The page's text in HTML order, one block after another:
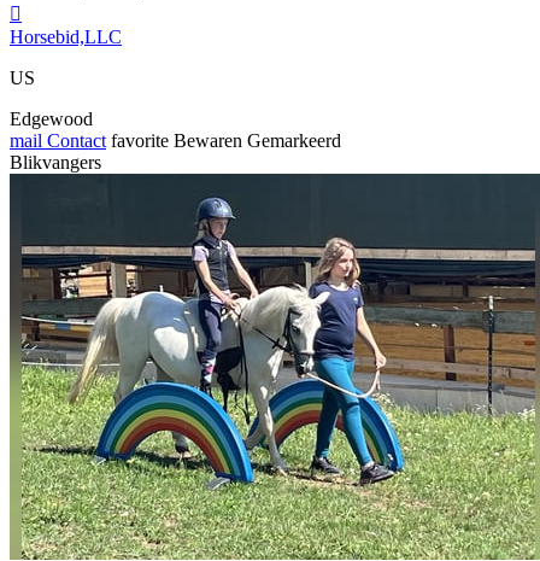

Horsebid,LLC
US
Edgewood
mail Contact favorite Bewaren Gemarkeerd
Blikvangers